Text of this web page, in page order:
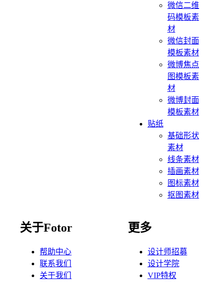
微信二维
码模板素
材
微信封面
模板素材
微博焦点
图模板素
材
微博封面
模板素材
贴纸
基础形状
素材
线条素材
插画素材
图标素材
抠图素材
关于Fotor
帮助中心
联系我们
关于我们
更多
设计师招募
设计学院
VIP特权